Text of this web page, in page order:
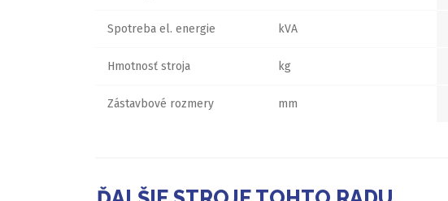
Spotreba el. energie kVA
Hmotnosť stroja kg
Zástavbové rozmery mm